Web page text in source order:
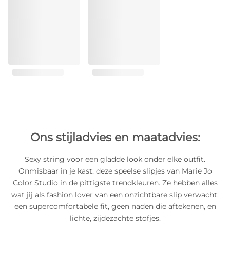
Ons stijladvies en maatadvies:
Sexy string voor een gladde look onder elke outfit.
Onmisbaar in je kast: deze speelse slipjes van Marie Jo
Color Studio in de pittigste trendkleuren. Ze hebben alles
wat jij als fashion lover van een onzichtbare slip verwacht:
een supercomfortabele fit, geen naden die aftekenen, en
lichte, zijdezachte stofjes.